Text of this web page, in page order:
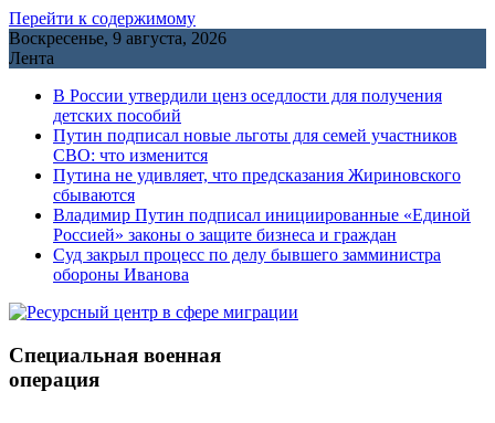
Перейти к содержимому
Воскресенье, 9 августа, 2026
Лента
В России утвердили ценз оседлости для получения
детских пособий
Путин подписал новые льготы для семей участников
СВО: что изменится
Путина не удивляет, что предсказания Жириновского
сбываются
Владимир Путин подписал инициированные «Единой
Россией» законы о защите бизнеса и граждан
Cуд закрыл процесс по делу бывшего замминистра
обороны Иванова
Специальная военная
операция